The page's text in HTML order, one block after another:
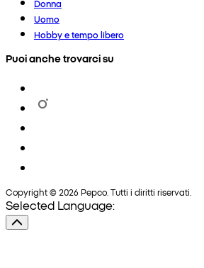
Donna
Uomo
Hobby e tempo libero
Puoi anche trovarci su
Copyright © 2026 Pepco. Tutti i diritti riservati.
Selected Language: